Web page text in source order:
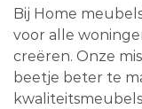
Bij Home
voor alle
creëren. Onze
beetje beter te